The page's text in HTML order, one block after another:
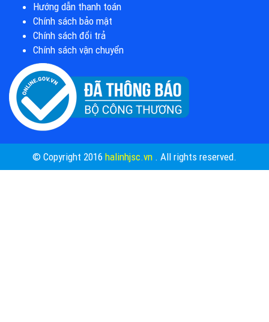
Hướng dẫn thanh toán
Chính sách bảo mật
Chính sách đổi trả
Chính sách vận chuyển
© Copyright 2016 halinhjsc.vn . All rights reserved.